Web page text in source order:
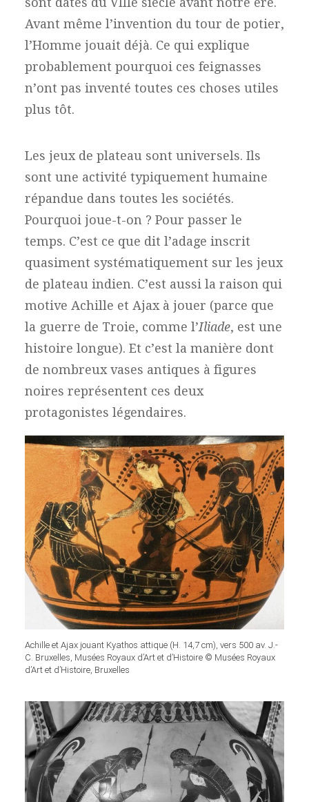
Avant même l’invention du tour de potier,
l’Homme jouait déjà. Ce qui explique
probablement pourquoi ces feignasses
n’ont pas inventé toutes ces choses utiles
plus tôt.
Les jeux de plateau sont universels. Ils
sont une activité typiquement humaine
répandue dans toutes les sociétés.
Pourquoi joue-t-on ? Pour passer le
temps. C’est ce que dit l’adage inscrit
quasiment systématiquement sur les jeux
de plateau indien. C’est aussi la raison qui
motive Achille et Ajax à jouer (parce que
la guerre de Troie, comme l’Iliade, est une
histoire longue). Et c’est la manière dont
de nombreux vases antiques à figures
noires représentent ces deux
protagonistes légendaires.
Achille et Ajax jouant Kyathos attique (H. 14,7 cm), vers 500 av. J.-
C. Bruxelles, Musées Royaux d’Art et d’Histoire © Musées Royaux
d’Art et d’Histoire, Bruxelles